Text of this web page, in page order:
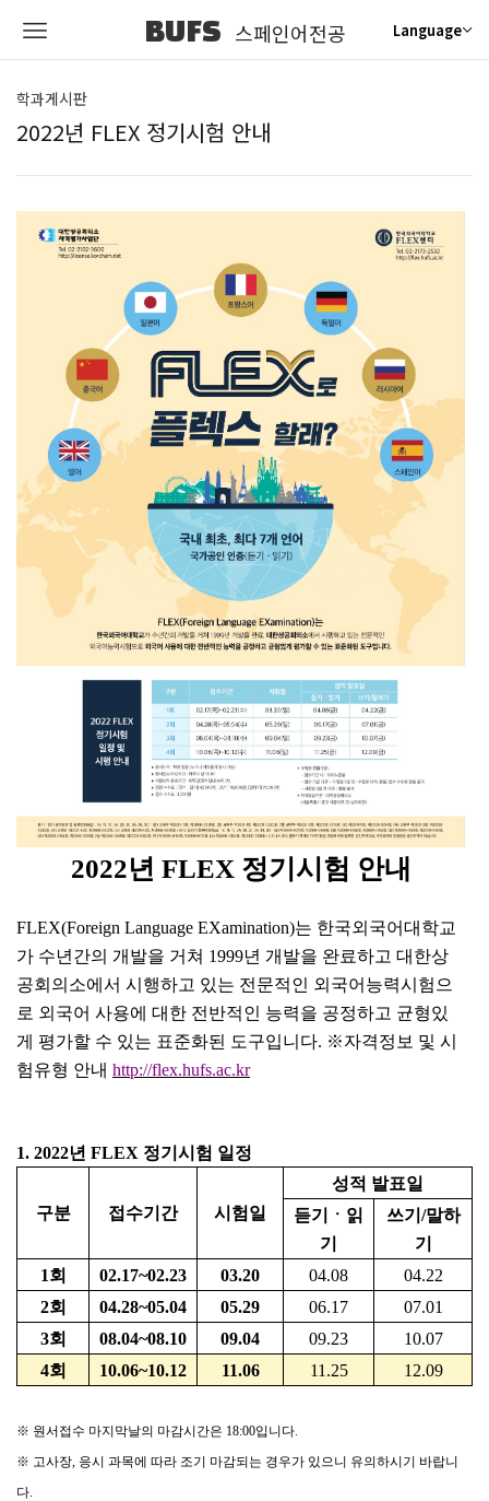
BUFS 스페인어전공 Language
학과게시판
2022년 FLEX 정기시험 안내
2022년 FLEX 정기시험 안내
FLEX(Foreign Language EXamination)는 한국외국어대학교
가 수년간의 개발을 거쳐 1999년 개발을 완료하고 대한상
공회의소에서 시행하고 있는 전문적인 외국어능력시험으
로 외국어 사용에 대한 전반적인 능력을 공정하고 균형있
게 평가할 수 있는 표준화된 도구입니다. ※자격정보 및 시
험유형 안내 http://flex.hufs.ac.kr
1. 2022년 FLEX 정기시험 일정
구분 접수기간 시험일
성적 발표일
듣기
ㆍ 읽
기
쓰기 /말하
기
1회 02.17~02.23 03.20 04.08
04.22
2회 04.28~05.04 05.29 06.17
07.01
3회 08.04~08.10 09.04 09.23
10.07
4회 10.06~10.12 11.06 11.25 12.09
※ 원서접수 마지막날의 마감시간은 18:00입니다
※ 고사장 응시 과목에 따라 조기 마감되는 경우가 있으니 유의하시기 바랍니
다